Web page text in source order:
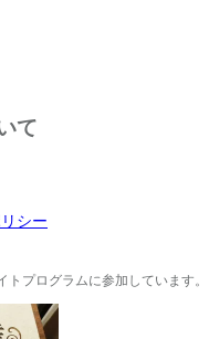
て
シー
プログラムに参加しています。